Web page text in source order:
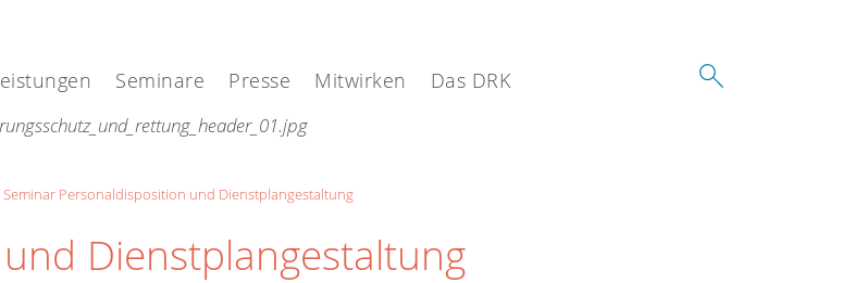
Seminare Presse Mitwirken Das DRK
Seminar Personaldisposition und Dienstplangestaltung
Dienstplangestaltung